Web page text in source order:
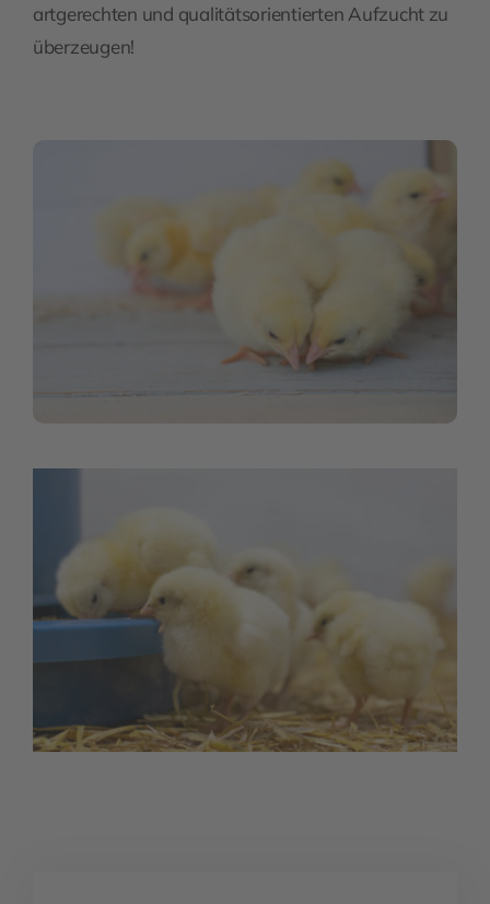
artgerechten und qualitätsorientierten Aufzucht zu
überzeugen!